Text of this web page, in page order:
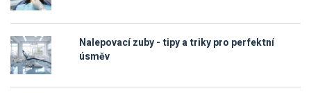
Nalepovací zuby - tipy a triky pro perfektní
úsměv